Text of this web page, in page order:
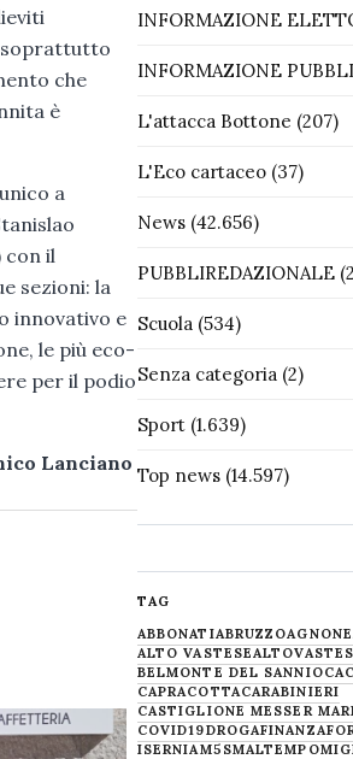
soprattutto
che
è
a
con il
sezioni: la
innovativo e
le più eco-
per il podio
Lanciano
INFORMAZIONE
INFORMAZIONE
L'attacca Bottone (207)
L'Eco cartaceo(37)
News(42.656)
PUBBLIREDAZIONALE
Scuola(534)
Senza categoria(2)
Sport(1.639)
Top news(14.597)
TAG
ABBONATIABRUZZOAGNONE
ALTO VASTESE
BELMONTE DEL SANNIO
CAPRACOTTACARABINIERI
CASTIGLIONE MESSER
COVID19DROGAFINANZA
ISERNIAM5SMALTEMPO